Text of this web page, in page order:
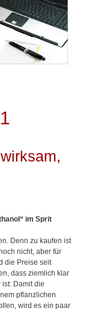
im Sprit
Denn zu kaufen ist
nicht, aber für
die Preise seit
dass ziemlich klar
Damit die
pflanzlichen
wird es ein paar